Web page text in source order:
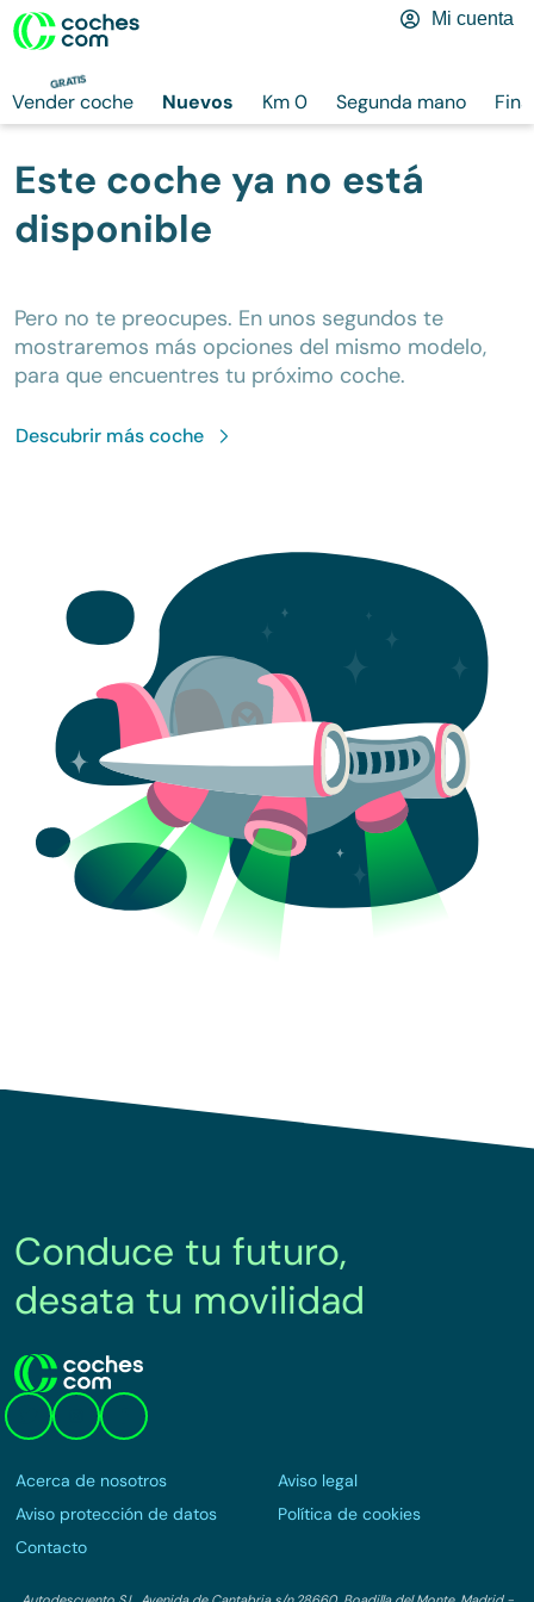
GRATIS
Vender coche Nuevos Km 0 Segunda mano
Mi cuenta
Este coche ya no está
disponible
Pero no te preocupes. En unos segundos te
mostraremos más opciones del mismo modelo,
para que encuentres tu próximo coche.
Descubrir máscoche
Conduce tu futuro,
desata tu movilidad
Acerca de nosotros
Aviso legal
Aviso protección de datos
Política de cookies
Contacto